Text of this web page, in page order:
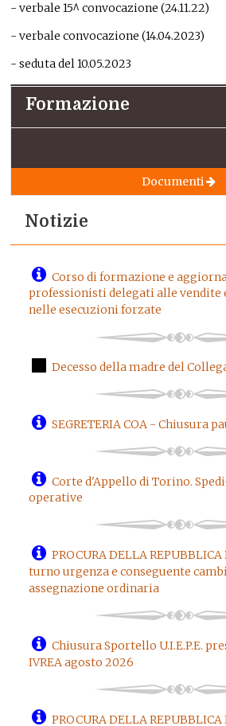
- verbale 15^ convocazione (24.11.22)
- verbale convocazione (14.04.2023)
- seduta del 10.05.2023
Formazione
Documenti
Notizie
Corso di formazione e
professionisti delegati alle vendite
nelle esecuzioni forzate
Decesso della madre del
SEGRETERIA COA - Chiusura
Corte d'Appello di Torino.
operative
PROCURA DELLA
turno urgenza e conseguente
assegnazione ordinaria
Chiusura Sportello U.I.E.P.E.
IVREA agosto 2026
PROCURA DELLA